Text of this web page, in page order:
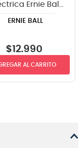
Ernie Ball
8-38
ERNIE BALL
$12.990
AL CARRITO